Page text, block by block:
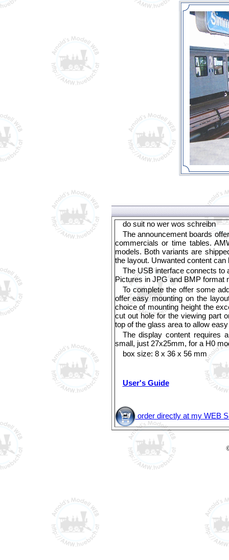
do suit no wer wos schreibn
The announcement boards
commercials or time tables.
models. Both variants are
the layout. Unwanted content
The USB interface connects to
Pictures in JPG and BMP format
To complete the offer some
offer easy mounting on the
choice of mounting height the
cut out hole for the viewing part
top of the glass area to allow
The display content requires
small, just 27x25mm, for a H0
box size: 8 x 36 x 56 mm
User's Guide
order directly at my WEB